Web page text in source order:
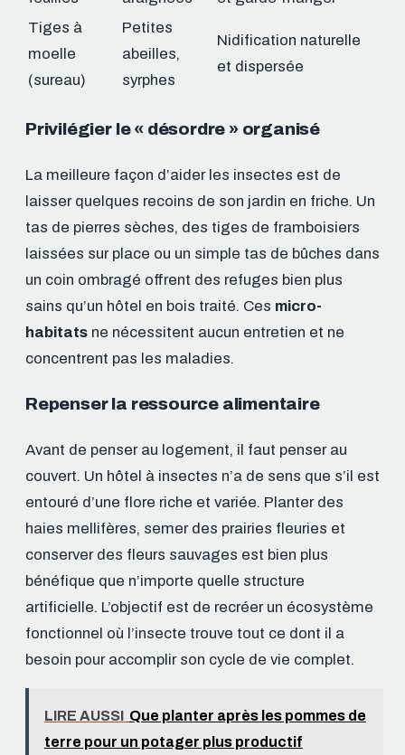
Tiges à
moelle
(sureau)
Petites
abeilles,
syrphes
Nidification naturelle
et dispersée
Privilégier le « désordre » organisé
La meilleure façon d’aider les insectes est de
laisser quelques recoins de son jardin en friche. Un
tas de pierres sèches, des tiges de framboisiers
laissées sur place ou un simple tas de bûches dans
un coin ombragé offrent des refuges bien plus
sains qu’un hôtel en bois traité. Ces micro-
habitats ne nécessitent aucun entretien et ne
concentrent pas les maladies.
Repenser la ressource alimentaire
Avant de penser au logement, il faut penser au
couvert. Un hôtel à insectes n’a de sens que s’il est
entouré d’une flore riche et variée. Planter des
haies mellifères, semer des prairies fleuries et
conserver des fleurs sauvages est bien plus
bénéfique que n’importe quelle structure
artificielle. L’objectif est de recréer un écosystème
fonctionnel où l’insecte trouve tout ce dont il a
besoin pour accomplir son cycle de vie complet.
LIRE AUSSI Que planter après les pommes de
terre pour un potager plus productif